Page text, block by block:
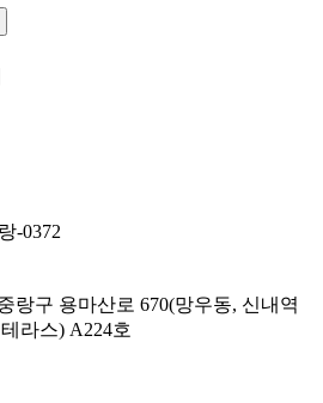
-0372
랑구 용마산로 670(망우동, 신내역
라스) A224호